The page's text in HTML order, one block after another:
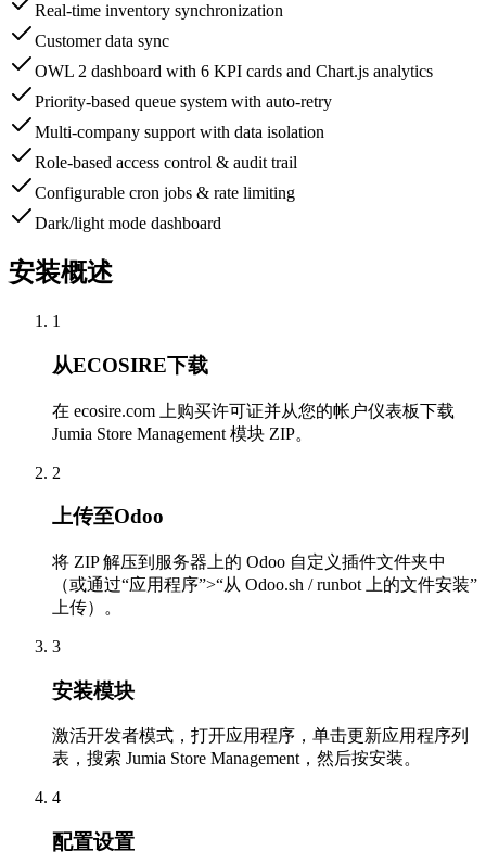
Real-time inventory synchronization
Customer data sync
OWL 2 dashboard with 6 KPI cards and Chart.js analytics
Priority-based queue system with auto-retry
Multi-company support with data isolation
Role-based access control & audit trail
Configurable cron jobs & rate limiting
Dark/light mode dashboard
安装概述
1
从ECOSIRE下载
在 ecosire.com 上购买许可证并从您的帐户仪表板下载
Jumia Store Management 模块 ZIP。
2
上传至Odoo
将 ZIP 解压到服务器上的 Odoo 自定义插件文件夹中
（或通过“应用程序”>“从 Odoo.sh / runbot 上的文件安装”
上传）。
3
安装模块
激活开发者模式，打开应用程序，单击更新应用程序列
表，搜索 Jumia Store Management，然后按安装。
4
配置设置